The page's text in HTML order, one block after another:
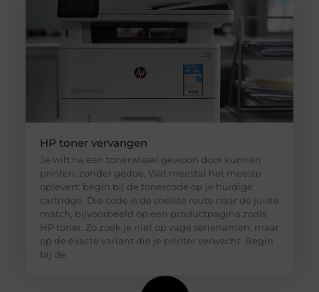
HP toner vervangen
Je wilt na een tonerwissel gewoon door kunnen
printen, zonder gedoe. Wat meestal het meeste
oplevert: begin bij de tonercode op je huidige
cartridge. Die code is de snelste route naar de juiste
match, bijvoorbeeld op een productpagina zoals
HP toner. Zo zoek je niet op vage serienamen, maar
op de exacte variant die je printer verwacht. Begin
bij de